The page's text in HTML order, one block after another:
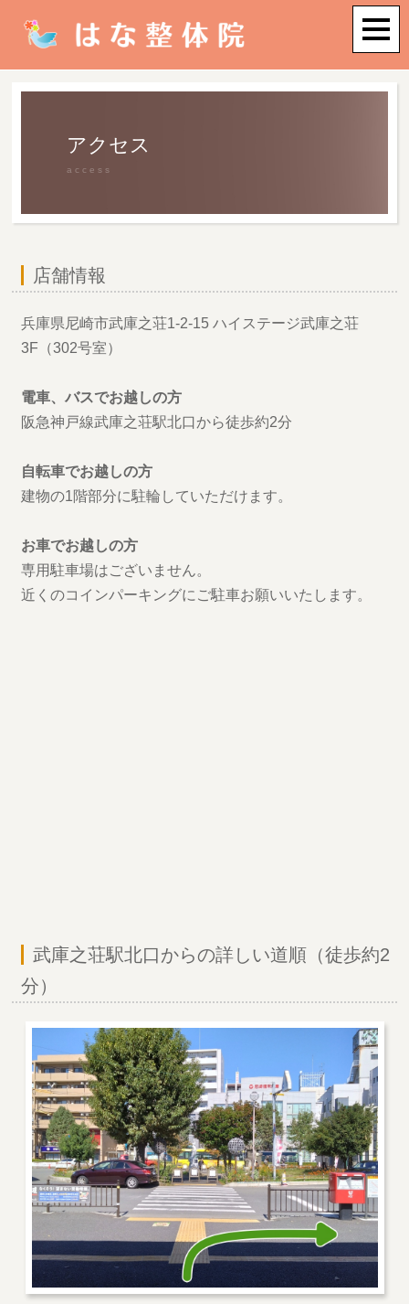
アクセス
access
店舗情報
兵庫県尼崎市武庫之荘1-2-15 ハイステージ武庫之荘
3F（302号室）
電車、バスでお越しの方
阪急神戸線武庫之荘駅北口から徒歩約2分
自転車でお越しの方
建物の1階部分に駐輪していただけます。
お車でお越しの方
専用駐車場はございません。
近くのコインパーキングにご駐車お願いいたします。
武庫之荘駅北口からの詳しい道順（徒歩約2
分）